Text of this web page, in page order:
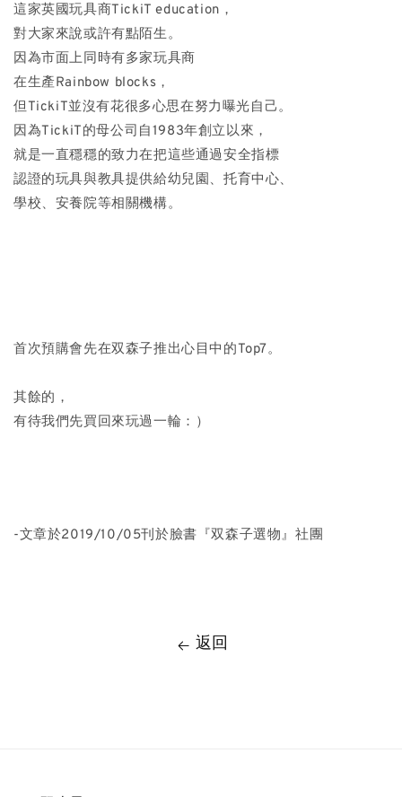
這家英國玩具商TickiT education，
對大家來說或許有點陌生。
因為市面上同時有多家玩具商
在生產Rainbow blocks，
但TickiT並沒有花很多心思在努力曝光自己。
因為TickiT的母公司自1983年創立以來，
就是一直穩穩的致力在把這些通過安全指標
認證的玩具與教具提供給幼兒園、托育中心、
學校、安養院等相關機構。
首次預購會先在双森子推出心目中的Top7。
其餘的，
有待我們先買回來玩過一輪：）
-文章於2019/10/05刊於臉書『双森子選物』社團
返回